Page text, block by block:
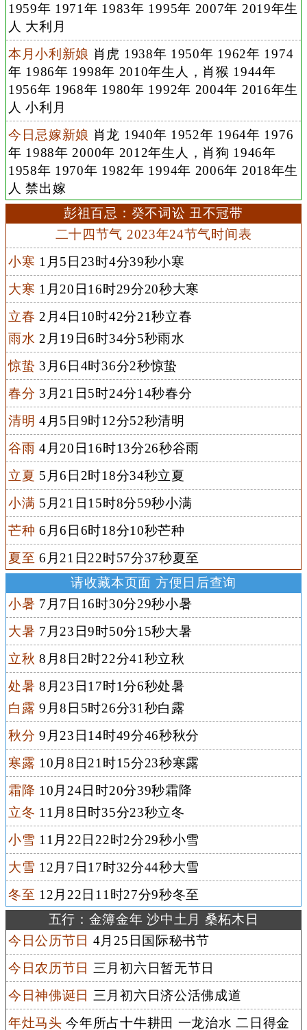
1959年 1971年 1983年 1995年 2007年 2019年生
人 大利月
本月小利新娘 肖虎 1938年 1950年 1962年 1974
年 1986年 1998年 2010年生人，肖猴 1944年
1956年 1968年 1980年 1992年 2004年 2016年生
人 小利月
今日忌嫁新娘 肖龙 1940年 1952年 1964年 1976
年 1988年 2000年 2012年生人，肖狗 1946年
1958年 1970年 1982年 1994年 2006年 2018年生
人 禁出嫁
彭祖百忌：癸不词讼 丑不冠带
二十四节气 2023年24节气时间表
小寒 1月5日23时4分39秒小寒
大寒 1月20日16时29分20秒大寒
立春 2月4日10时42分21秒立春
雨水 2月19日6时34分5秒雨水
惊蛰 3月6日4时36分2秒惊蛰
春分 3月21日5时24分14秒春分
清明 4月5日9时12分52秒清明
谷雨 4月20日16时13分26秒谷雨
立夏 5月6日2时18分34秒立夏
小满 5月21日15时8分59秒小满
芒种 6月6日6时18分10秒芒种
夏至 6月21日22时57分37秒夏至
请收藏本页面 方便日后查询
小暑 7月7日16时30分29秒小暑
大暑 7月23日9时50分15秒大暑
立秋 8月8日2时22分41秒立秋
处暑 8月23日17时1分6秒处暑
白露 9月8日5时26分31秒白露
秋分 9月23日14时49分46秒秋分
寒露 10月8日21时15分23秒寒露
霜降 10月24日时20分39秒霜降
立冬 11月8日时35分23秒立冬
小雪 11月22日22时2分29秒小雪
大雪 12月7日17时32分44秒大雪
冬至 12月22日11时27分9秒冬至
五行：金簿金年 沙中土月 桑柘木日
今日公历节日 4月25日国际秘书节
今日农历节日 三月初六日暂无节日
今日神佛诞日 三月初六日济公活佛成道
年灶马头 今年所占十牛耕田 一龙治水 二日得金